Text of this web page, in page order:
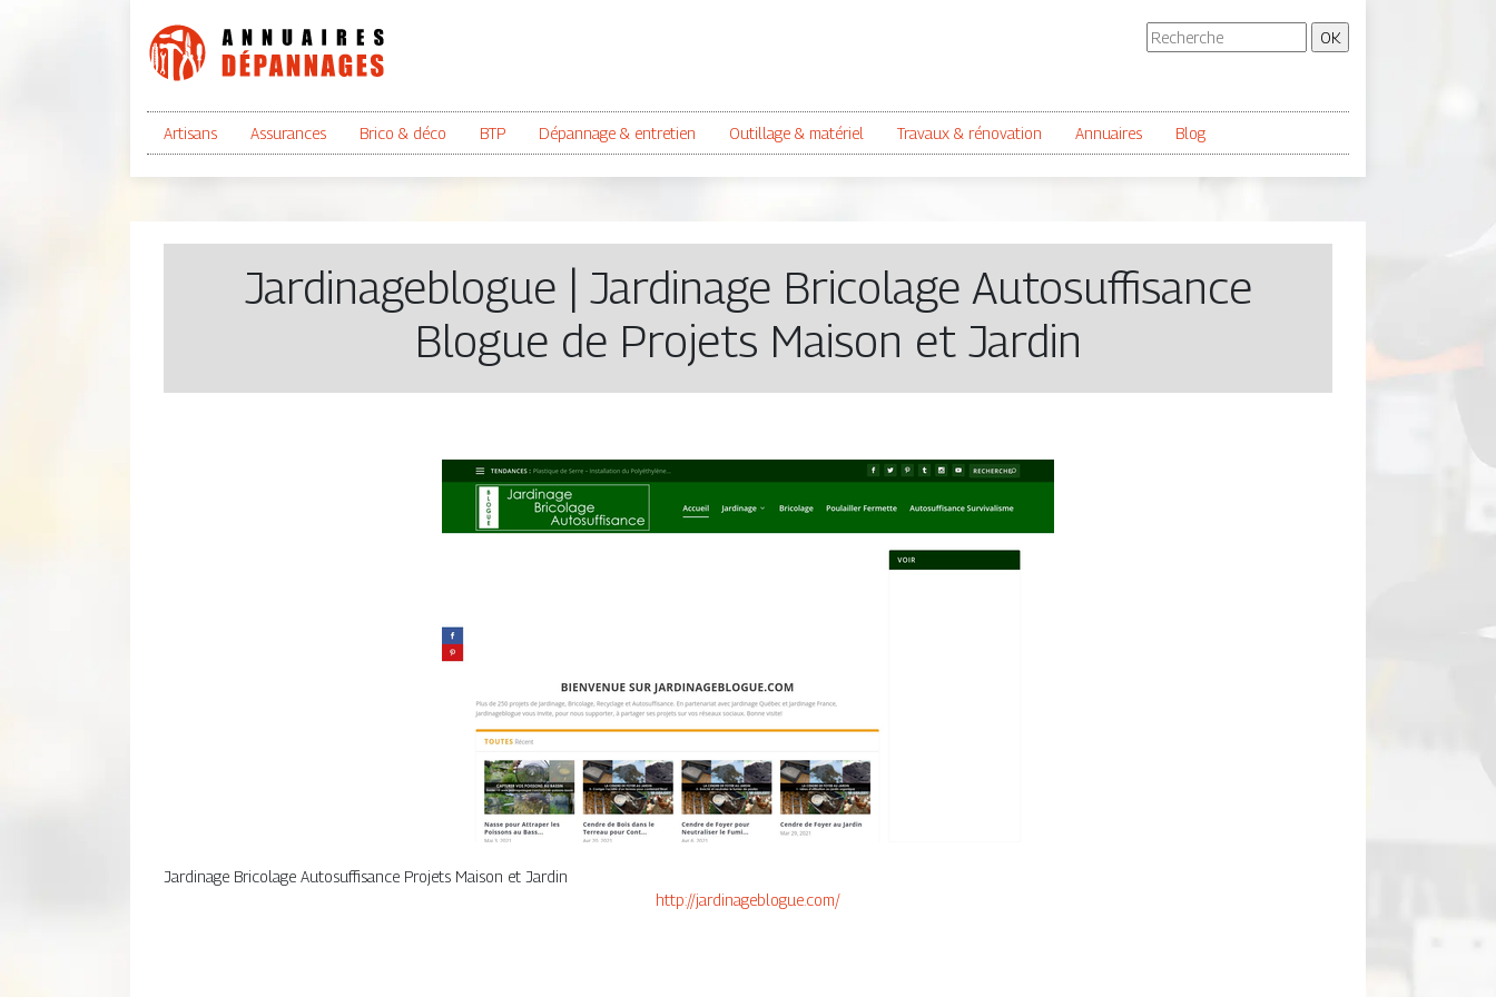
Artisans Assurances Brico & déco BTP Dépannage & entretien Outillage & matériel Travaux & rénovation Annuaires Blog
Jar­dinageb­lo­gue | Jardinage Bricolage Autosuffi­san­ce
Blogue de Projets Maison et Jardin
Jardinage Bricolage Autosuffisance Projets Maison et Jardin
http://jardinageblogue.com/